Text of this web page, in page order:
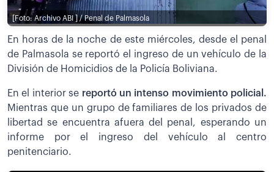
[Foto: Archivo ABI ] / Penal de Palmasola
En horas de la noche de este miércoles, desde el penal
de Palmasola se reportó el ingreso de un vehículo de la
División de Homicidios de la Policía Boliviana.
En el interior se reportó un intenso movimiento policial.
Mientras que un grupo de familiares de los privados de
libertad se encuentra afuera del penal, esperando un
informe por el ingreso del vehículo al centro
penitenciario.